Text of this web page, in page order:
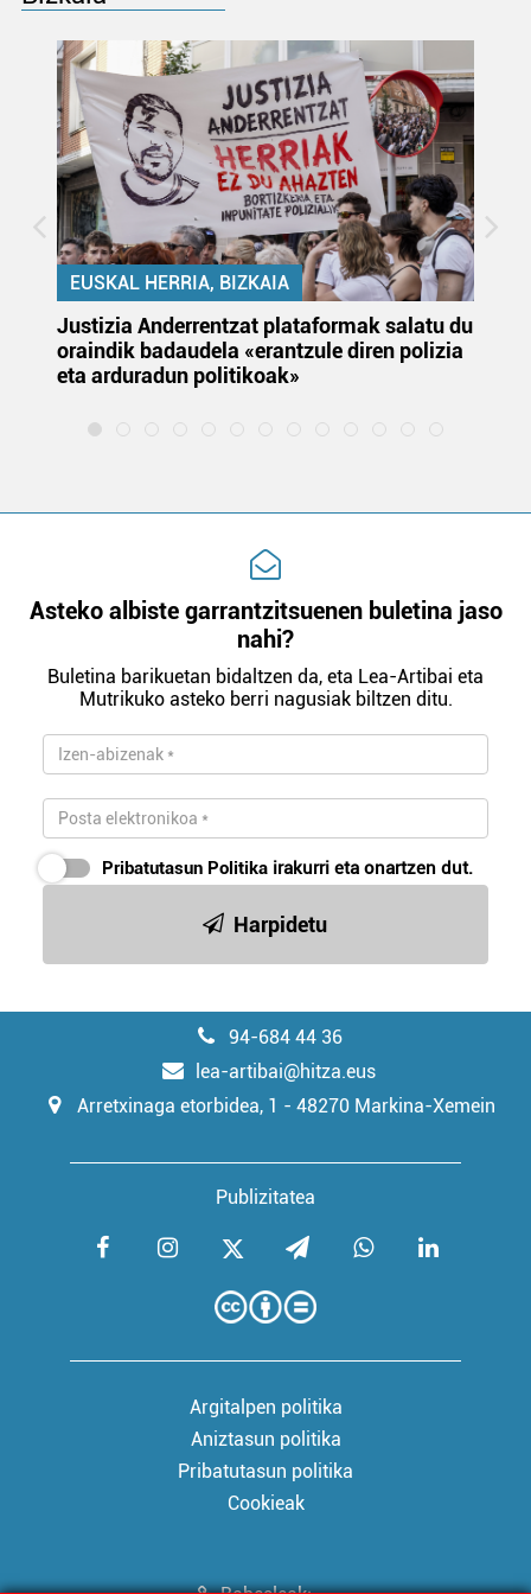
EUSKAL HERRIA, BIZKAIA
Justizia Anderrentzat plataformak salatu du
oraindik badaudela «erantzule diren polizia
eta arduradun politikoak»
Asteko albiste garrantzitsuenen buletina jaso
nahi?
Buletina barikuetan bidaltzen da, eta Lea-Artibai eta
Mutrikuko asteko berri nagusiak biltzen ditu.
Pribatutasun Politika irakurri eta onartzen dut.
Harpidetu
94-684 44 36
lea-artibai@hitza.eus
Arretxinaga etorbidea, 1 - 48270 Markina-Xemein
Publizitatea
Argitalpen politika
Aniztasun politika
Pribatutasun politika
Cookieak